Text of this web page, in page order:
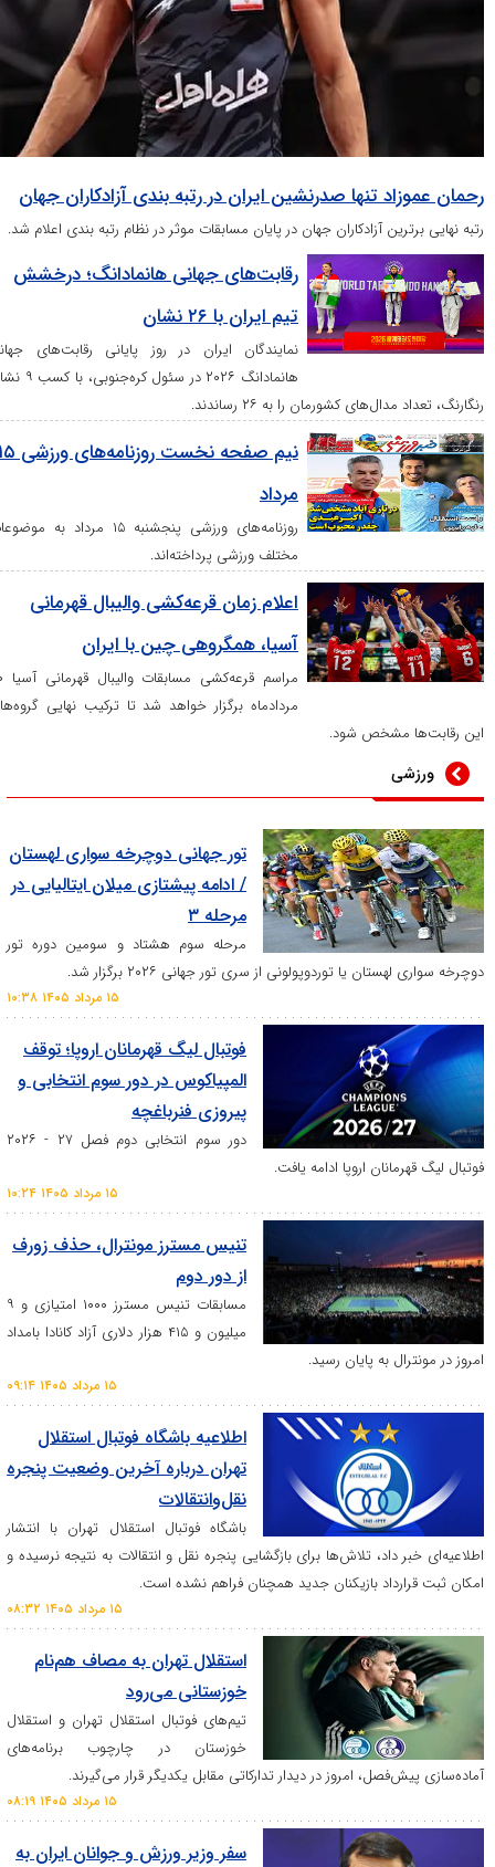
تنها صدرنشین ایران در رتبه بندی آزادکاران جهان
آزادکاران جهان در پایان مسابقات موثر در نظام رتبه بندی اعلام شد.
رقابت‌های جهانی هانمادانگ؛ درخشش
تیم ایران با ۲۶ نشان
نمایندگان ایران در روز پایانی رقابت‌های جهانی
هانمادانگ ۲۰۲۶ در سئول کره‌جنوبی، با کسب ۹ نشان
کشورمان را به ۲۶ رساندند.
نیم صفحه نخست روزنامه‌های ورزشی ۱۵
مرداد
روزنامه‌های ورزشی پنجشنبه ۱۵ مرداد به موضوعات
مختلف ورزشی پرداخته‌اند.
اعلام زمان قرعه‌کشی والیبال قهرمانی
آسیا، همگروهی چین با ایران
مراسم قرعه‌کشی مسابقات والیبال قهرمانی آسیا ۲۰
مردادماه برگزار خواهد شد تا ترکیب نهایی گروه‌های
شود.
تور جهانی دوچرخه سواری لهستان
/ ادامه پیشتازی میلان ایتالیایی در
مرحله ۳
مرحله سوم هشتاد و سومین دوره تور
یا توردوپولونی از سری تور جهانی ۲۰۲۶ برگزار شد.
فوتبال لیگ قهرمانان اروپا؛ توقف
المپیاکوس در دور سوم انتخابی و
پیروزی فنرباغچه
دور سوم انتخابی دوم فصل ۲۷ - ۲۰۲۶
اروپا ادامه یافت.
تنیس مسترز مونترال، حذف زورف
از دور دوم
مسابقات تنیس مسترز ۱۰۰۰ امتیازی و ۹
میلیون و ۴۱۵ هزار دلاری آزاد کانادا بامداد
به پایان رسید.
اطلاعیه باشگاه فوتبال استقلال
تهران درباره آخرین وضعیت پنجره
نقل‌وانتقالات
باشگاه فوتبال استقلال تهران با انتشار
تلاش‌ها برای بازگشایی پنجره نقل و انتقالات به نتیجه نرسیده و
بازیکنان جدید همچنان فراهم نشده است.
استقلال تهران به مصاف هم‌نام
خوزستانی می‌رود
تیم‌های فوتبال استقلال تهران و استقلال
خوزستان در چارچوب برنامه‌های
امروز در دیدار تدارکاتی مقابل یکدیگر قرار می‌گیرند.
سفر وزیر ورزش و جوانان ایران به